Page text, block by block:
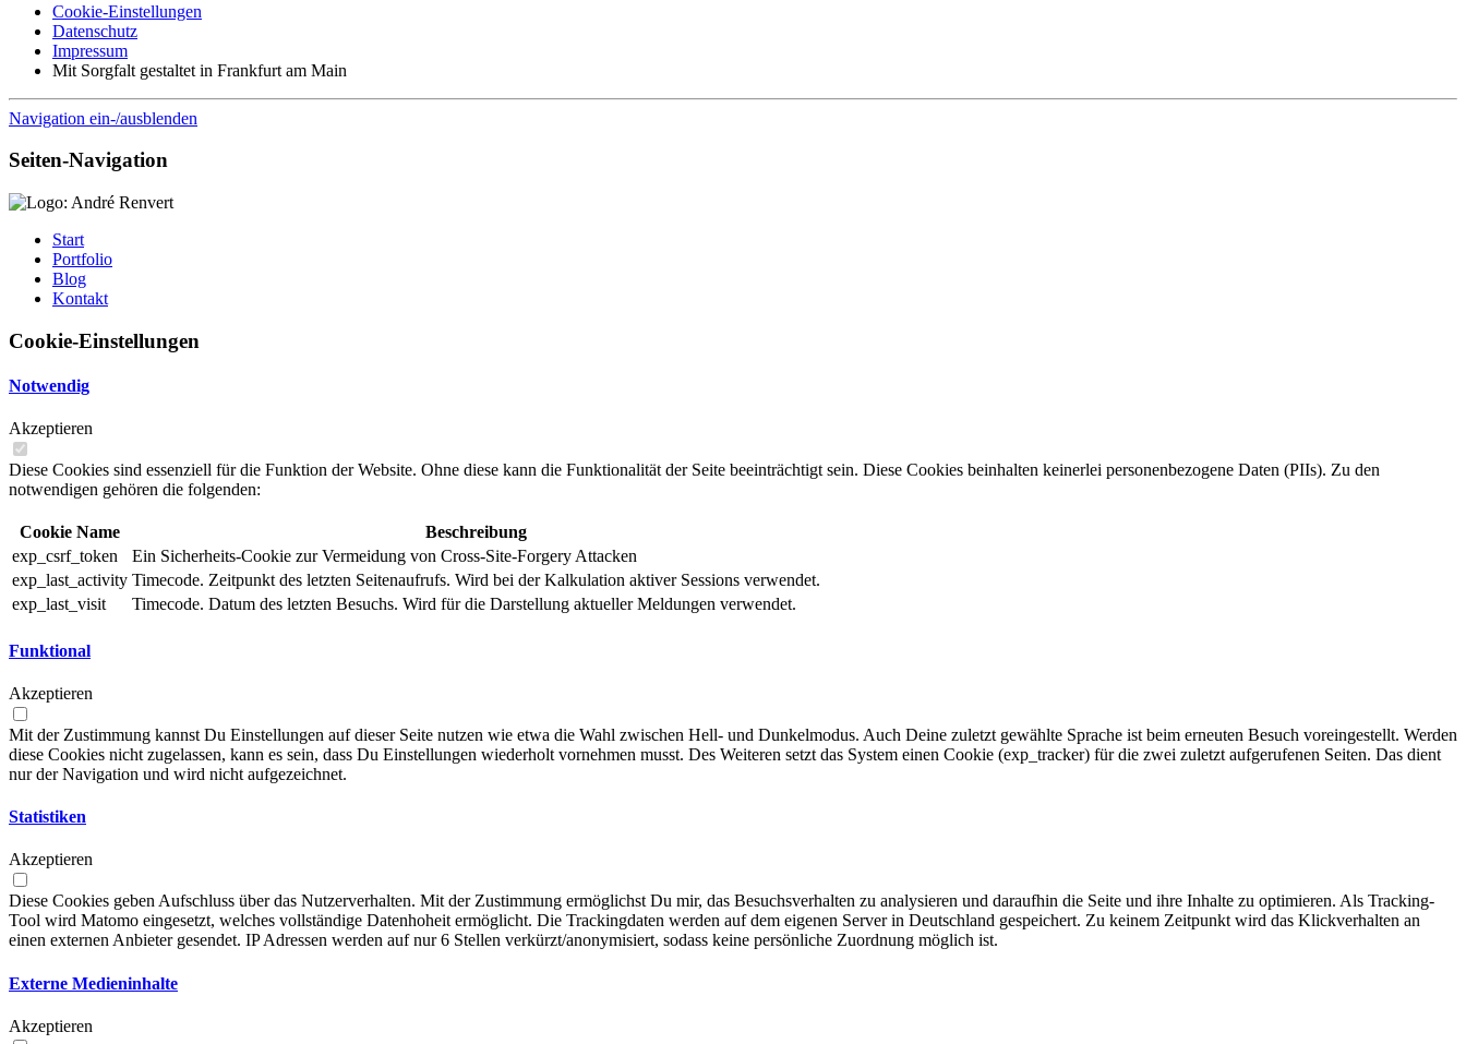
Cookie-Einstellungen
Datenschutz
Impressum
Mit Sorgfalt gestaltet in Frankfurt am Main
Navigation ein-/ausblenden
Seiten-Navigation
Start
Portfolio
Blog
Kontakt
Cookie-Einstellungen
Notwendig
Akzeptieren
Diese Cookies sind essenziell für die Funktion der Website. Ohne diese kann die Funktionalität der Seite beeinträchtigt sein. Diese Cookies beinhalten keinerlei personenbezogene Daten (PIIs). Zu den
notwendigen gehören die folgenden:
Cookie Name
Beschreibung
exp_csrf_token
Ein Sicherheits-Cookie zur Vermeidung von Cross-Site-Forgery Attacken
exp_last_activity Timecode. Zeitpunkt des letzten Seitenaufrufs. Wird bei der Kalkulation aktiver Sessions verwendet.
exp_last_visit
Timecode. Datum des letzten Besuchs. Wird für die Darstellung aktueller Meldungen verwendet.
Funktional
Akzeptieren
Mit der Zustimmung kannst Du Einstellungen auf dieser Seite nutzen wie etwa die Wahl zwischen Hell- und Dunkelmodus. Auch Deine zuletzt gewählte Sprache ist beim erneuten Besuch voreingestellt. Werden
diese Cookies nicht zugelassen, kann es sein, dass Du Einstellungen wiederholt vornehmen musst. Des Weiteren setzt das System einen Cookie (exp_tracker) für die zwei zuletzt aufgerufenen Seiten. Das dient
nur der Navigation und wird nicht aufgezeichnet.
Statistiken
Akzeptieren
Diese Cookies geben Aufschluss über das Nutzerverhalten. Mit der Zustimmung ermöglichst Du mir, das Besuchsverhalten zu analysieren und daraufhin die Seite und ihre Inhalte zu optimieren. Als Tracking-
Tool wird Matomo eingesetzt, welches vollständige Datenhoheit ermöglicht. Die Trackingdaten werden auf dem eigenen Server in Deutschland gespeichert. Zu keinem Zeitpunkt wird das Klickverhalten an
einen externen Anbieter gesendet. IP Adressen werden auf nur 6 Stellen verkürzt/anonymisiert, sodass keine persönliche Zuordnung möglich ist.
Externe Medieninhalte
Akzeptieren